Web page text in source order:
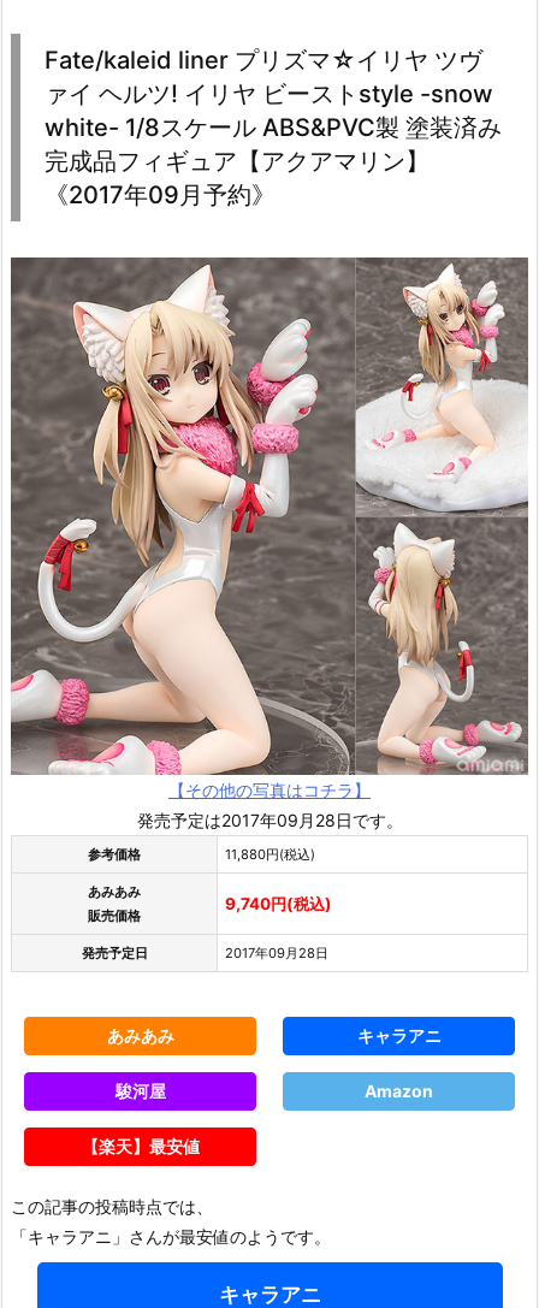
Fate/kaleid liner プリズマ☆イリヤ ツヴ
ァイ ヘルツ! イリヤ ビーストstyle -snow
white- 1/8スケール ABS&PVC製 塗装済み
完成品フィギュア【アクアマリン】
《2017年09月予約》
【その他の写真はコチラ】
発売予定は2017年09月28日です。
参考価格 11,880円(税込)
あみあみ
販売価格
9,740円(税込)
発売予定日 2017年09月28日
あみあみ キャラアニ
駿河屋 Amazon
【楽天】最安値
この記事の投稿時点では、
「キャラアニ」さんが最安値のようです。
キャラアニ